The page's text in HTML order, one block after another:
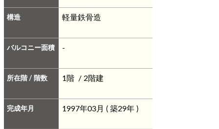
構造 軽量鉄骨造
バルコニー面積 -
所在階 / 階数 1階 / 2階建
完成年月 1997年03月 ( 築29年 )